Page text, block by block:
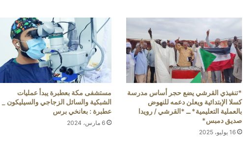
غير القانوني يبحثان توحيد الرسوم وإزالة
التقاطعات التشريعية ــ ​ ​عودة 300 مصنع للإنتاج
بالخرطوم، واعفاءات وميزات إضافية
للمستثمرين لتخفيف آثار الحرب ــ ​​الخرطوم:
بعانخي برس
إستثمارات سعودية بالجزيرة ووزارةالمالية تبرئ
كل المواقع المتاحة للإستثمار ــ مدني :(سونا/
بعانخي برس)
*تنفيذي القرشي يضع حجر أساس مدرسة
كسلا الإبتدائية ويعلن دعمه للنهوض
بالعملية التعليمية* ــ *القرشي / رويدا
صديق دمبس*
16 يوليو، 2025
مستشفى مكة بعطبرة يبدأ عمليات
الشبكية والسائل الزجاجي والسيليكون _
عطبرة : بعانخي برس
6 مارس، 2024